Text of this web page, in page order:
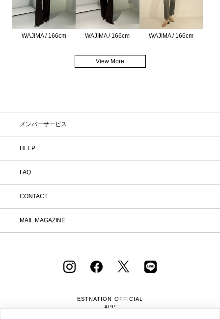
WAJIMA / 166cm WAJIMA / 166cm WAJIMA / 166cm
View More
メンバーサービス
HELP
FAQ
CONTACT
MAIL MAGAZINE
ESTNATION OFFICIAL
APP